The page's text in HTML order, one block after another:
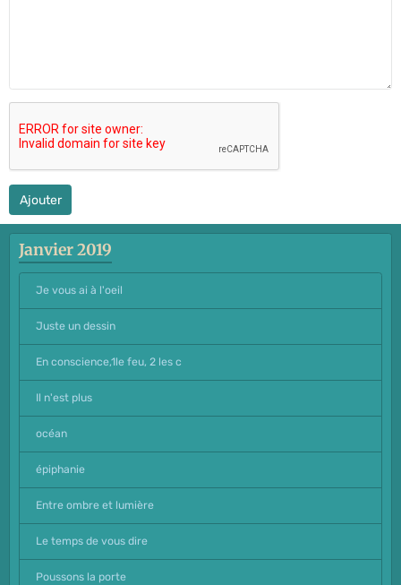
Ajouter
Janvier 2019
Je vous ai à l'oeil
Juste un dessin
En conscience,1le feu, 2 les c
Il n'est plus
océan
épiphanie
Entre ombre et lumière
Le temps de vous dire
Poussons la porte